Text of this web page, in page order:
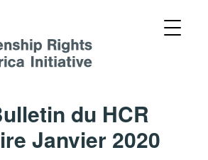
du HCR
Janvier 2020